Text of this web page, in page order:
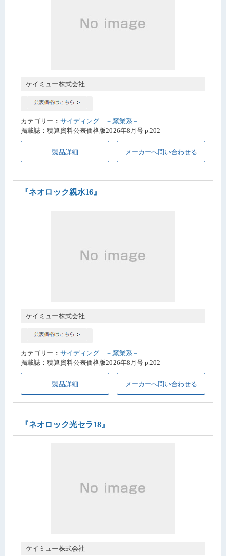
ケイミュー株式会社
カテゴリー： サイディング －窯業系－
掲載誌：積算資料公表価格版2026年8月号 p.202
製品詳細 メーカーへ問い合わせる
『ネオロック親水16』
ケイミュー株式会社
カテゴリー： サイディング －窯業系－
掲載誌：積算資料公表価格版2026年8月号 p.202
製品詳細 メーカーへ問い合わせる
『ネオロック光セラ18』
ケイミュー株式会社